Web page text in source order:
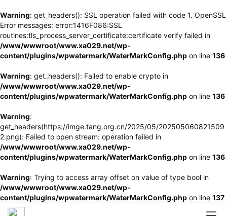
Warning: get_headers(): SSL operation failed with code 1. OpenSSL
Error messages: error:1416F086:SSL
routines:tls_process_server_certificate:certificate verify failed in
/www/wwwroot/www.xa029.net/wp-
content/plugins/wpwatermark/WaterMarkConfig.php on line 136
Warning: get_headers(): Failed to enable crypto in
/www/wwwroot/www.xa029.net/wp-
content/plugins/wpwatermark/WaterMarkConfig.php on line 136
Warning:
get_headers(https://imge.tang.org.cn/2025/05/202505060821509
2.png): Failed to open stream: operation failed in
/www/wwwroot/www.xa029.net/wp-
content/plugins/wpwatermark/WaterMarkConfig.php on line 136
Warning: Trying to access array offset on value of type bool in
/www/wwwroot/www.xa029.net/wp-
content/plugins/wpwatermark/WaterMarkConfig.php on line 137